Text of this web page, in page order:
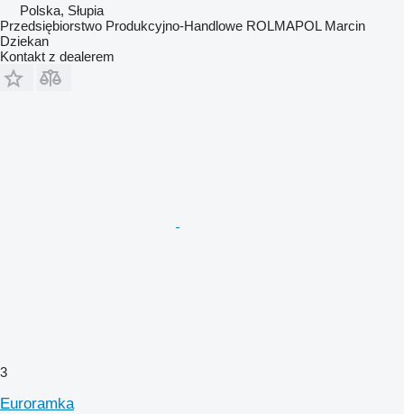
Polska, Słupia
Przedsiębiorstwo Produkcyjno-Handlowe ROLMAPOL Marcin
Dziekan
Kontakt z dealerem
3
Euroramka